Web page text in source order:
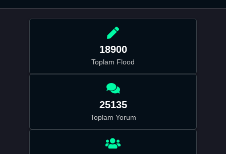
18900
Toplam Flood
25135
Toplam Yorum